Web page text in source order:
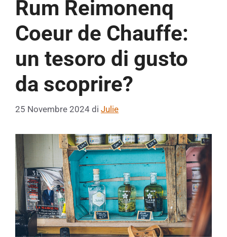
Rum Reimonenq
Coeur de Chauffe:
un tesoro di gusto
da scoprire?
25 Novembre 2024 di Julie